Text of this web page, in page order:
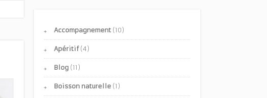
Accompagnement (10)
Apéritif(4)
Blog (11)
Boisson naturelle (1)